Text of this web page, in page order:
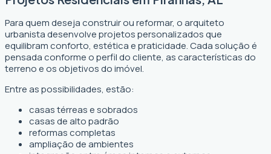
Para quem deseja construir ou reformar, o arquiteto
urbanista desenvolve projetos personalizados que
equilibram conforto, estética e praticidade. Cada solução é
pensada conforme o perfil do cliente, as características do
terreno e os objetivos do imóvel.
Entre as possibilidades, estão:
casas térreas e sobrados
casas de alto padrão
reformas completas
ampliação de ambientes